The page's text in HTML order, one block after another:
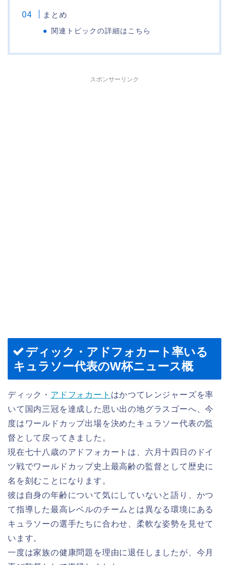
まとめ
関連トピックの詳細はこちら
スポンサーリンク
ディック・アドフォカート率いる
キュラソー代表のW杯ニュース概
ディック・ アドフォカート はかつてレンジャーズを率
いて国内三冠を達成した思い出の地グラスゴーへ、今
度はワールドカップ出場を決めたキュラソー代表の監
督として戻ってきました。
現在七十八歳のアドフォカートは、六月十四日のドイ
ツ戦でワールドカップ史上最高齢の監督として歴史に
名を刻むことになります。
彼は自身の年齢について気にしていないと語り、かつ
て指導した最高レベルのチームとは異なる環境にある
キュラソーの選手たちに合わせ、柔軟な姿勢を見せて
います。
一度は家族の健康問題を理由に退任しましたが、今月